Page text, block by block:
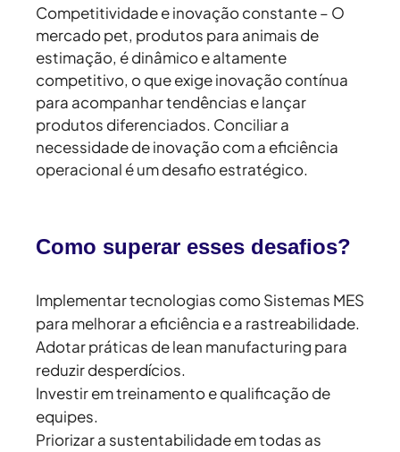
Competitividade e inovação constante – O
mercado pet, produtos para animais de
estimação, é dinâmico e altamente
competitivo, o que exige inovação contínua
para acompanhar tendências e lançar
produtos diferenciados. Conciliar a
necessidade de inovação com a eficiência
operacional é um desafio estratégico.
Como superar esses desafios?
Implementar tecnologias como Sistemas MES
para melhorar a eficiência e a rastreabilidade.
Adotar práticas de lean manufacturing para
reduzir desperdícios.
Investir em treinamento e qualificação de
equipes.
Priorizar a sustentabilidade em todas as